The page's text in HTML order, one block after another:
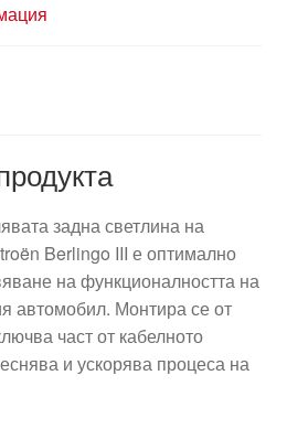
задна светлина на
Berlingo III е оптимално
на функционалността на
автомобил. Монтира се от
част от кабелното
и ускорява процеса на